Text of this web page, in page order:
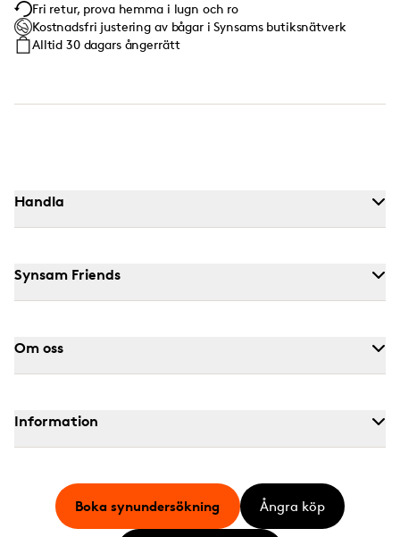
Fri retur, prova hemma i lugn och ro
Kostnadsfri justering av bågar i Synsams butiksnätverk
Alltid 30 dagars ångerrätt
Handla
Synsam Friends
Om oss
Information
Boka synundersökning Ångra köp